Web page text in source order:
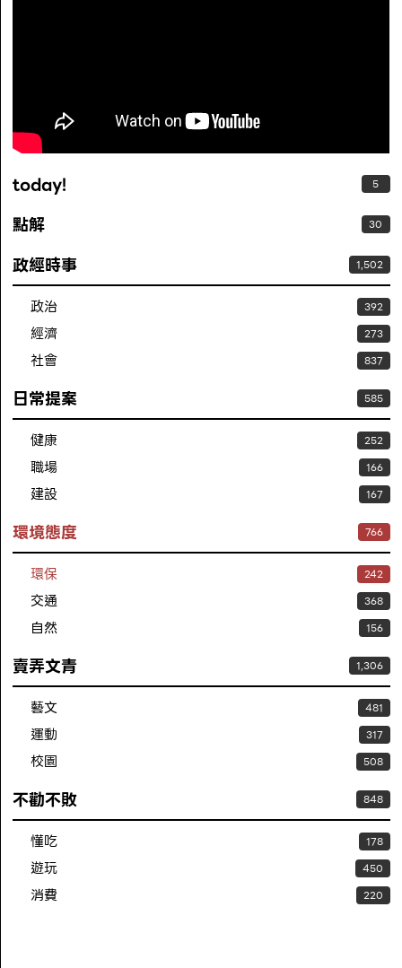
today! 5
點解 30
政經時事 1,502
政治 392
經濟 273
社會 837
日常提案 585
健康 252
職場 166
建設 167
環境態度 766
環保 242
交通 368
自然 156
賣弄文青 1,306
藝文 481
運動 317
校園 508
不勸不敗 848
懂吃 178
遊玩 450
消費 220